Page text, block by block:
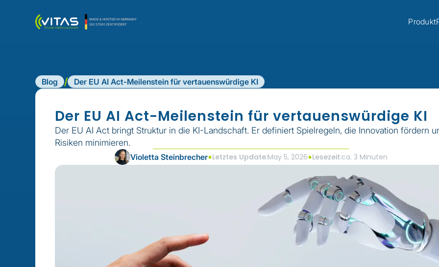
Produkt
Blog / Der EU AI Act-Meilenstein für vertauenswürdige KI
Der EU AI Act-Meilenstein für vertauenswürdige KI
Der EU AI Act bringt Struktur in die KI-Landschaft. Er definiert Spielregeln, die Innovation fördern
Risiken minimieren.
Violetta Steinbrecher Letztes Update:May 5, 2026 Lesezeit:ca. 3 Minuten